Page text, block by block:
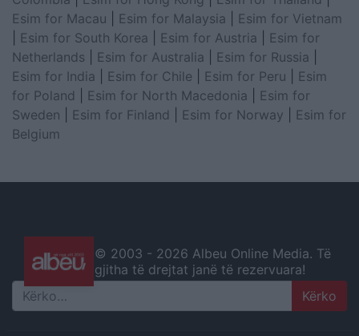
Esim for Macau
Esim for Malaysia
Esim for Vietnam
Esim for South Korea Esim for Austria
Esim for
Netherlands
Esim for Australia Esim for Russia
Esim for India
Esim for Chile Esim for Peru
Esim
for Poland
Esim for North Macedonia
Esim for
Sweden
Esim for Finland Esim for Norway
Esim for
Belgium
© 2003 - 2026 Albeu Online Media. Të
gjitha të drejtat janë të rezervuara!
Search